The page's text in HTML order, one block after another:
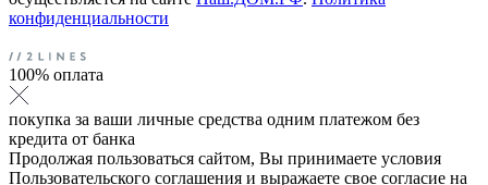
конфиденциальности
100% оплата
покупка за ваши личные средства одним платежом без
кредита от банка
Продолжая пользоваться сайтом, Вы принимаете условия
Пользовательского соглашения и выражаете свое согласие на